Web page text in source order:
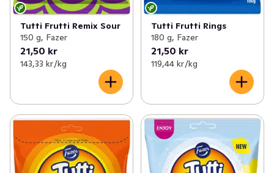
Tutti Frutti Remix Sour
150 g, Fazer
21,50 kr
143,33 kr /kg
Tutti Frutti Rings
180 g, Fazer
21,50 kr
119,44 kr /kg